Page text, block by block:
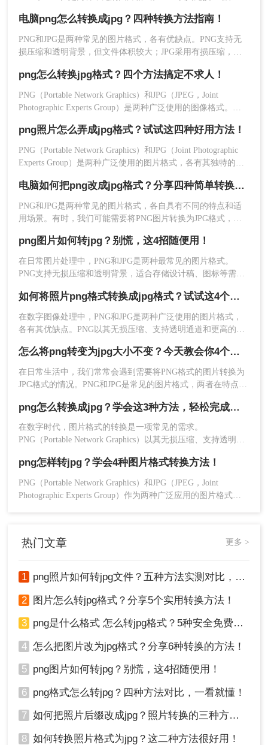
将文件名后缀从“.png”改为“.jpg”；
名为PNG时使用（如从某些非正规渠道下载的图
片）。操作前必须100%备份原文件！敏感图片、重
要文档、普通PNG图片绝对禁止使用此方法！
方法二：使用在线PNG转JPG工具
在线转换工具是一种基于网页的图片格式转换服
上传PNG图片，服务器端自动完成格式转换，然后
提供下载链接。这类工具通常还支持PNG、JPG、
BMP、ICO等多种格式之间的互转。
无需安装软件，即开即用，节省电脑存储空间
依赖网络速度，大文件上传可能较慢
免费版通常有文件大小限制
文件需上传至第三方服务器，涉及隐私内容需
谨慎
推荐工具：转转大师在线PNG转JPG工具
打开在线转换网址：
https://pdftoword.55.la/img2jpg/
性在互联网上占据主导地位。为了满足不同的需求，我们经常
需要将PNG格式的图片转换为JPG格式。那么png格式怎么转jpg​
呢？本文将介绍四种将PNG转换为JPG的高效方法，帮助用户
电脑png怎么转换成jpg？四种转换方法指南！
PNG和JPG是两种常见的图片格式，各有优缺点。PNG支持无
损压缩和透明背景，但文件体积较大；JPG采用有损压缩，文
呢？本文将介绍几种将PNG转换成JPG的方法。
png怎么转换jpg格式？四个方法搞定不求人！
PNG（Portable Network Graphics）和JPG（JPEG，Joint
Photographic Experts Group）是两种广泛使用的图像格式。
损压缩特性，通常用于网页和摄影作品。那么png怎么转换jpg
格式呢？，以下提供四种不同的方法，以满足不同用户的需
求。
png照片怎么弄成jpg格式？试试这四种好用方法！
PNG（Portable Network Graphics）和JPG（Joint Photographic
Experts Group）是两种广泛使用的图片格式，各有其独特的优
线条图、文字图和图标等高质量图像；而JPG格式则以其有损
压缩和较高的压缩率闻名，适合存储照片和真实场景图像。然
而，有时我们需要将PNG照片转换为JPG格式，以减小文件大
小
电脑如何把png改成jpg格式？分享四种简单转换方法！
​PNG和JPG是两种常见的图片格式，各自具有不同的特点和适
用场景。有时，我们可能需要将PNG图片转换为JPG格式，以
下面将介绍四种在电脑上将PNG改为JPG格式的方法，帮助您
轻松完成格式转换。
png图片如何转jpg？别慌，这4招随便用！
在日常图片处理中，PNG和JPG是两种最常见的图片格式。
PNG支持无损压缩和透明背景，适合存储设计稿、图标等需要
兼容性，更适合网页加载、社交媒体分享和日常照片存储。那
么，PNG图片如何转JPG呢？本文将先给出四种方案的直观对
比，再逐一拆解操作步骤，您可根据图片数量、画质要求和隐
私需求快速选择最合适的方法。
如何将照片png格式转换成jpg格式？试试这4个方法吧!
在数字图像处理中，PNG和JPG是两种广泛使用的图片格式，
各有其优缺点。PNG以其无损压缩、支持透明通道和更高的色
到青睐。然而，在某些情况下，我们可能需要将PNG格式的照
片转换为JPG格式，以满足特定的需求或优化存储空间。那么
如何将照片png格式转换成jpg格式呢？本文将介绍四种将PNG
照片转换为JPG格式的方法，帮助您轻松完成转换。
怎么将png转变为jpg大小不变？今天教会你4个方法！
在日常生活中，我们常常会遇到需要将PNG格式的图片转换为
JPG格式的情况。PNG和JPG是常见的图片格式，两者在特点和
势，适合用于保存图标、图形及logo等；而JPG格式则以有损压
缩为主，适合用于保存照片、生活场景等。那么怎么将png转变
为jpg大小不变呢？
png怎么转换成jpg？学会这3种方法，轻松完成图片转换！
在数字时代，图片格式的转换是一项常见的需求。
PNG（Portable Network Graphics）以其无损压缩、支持透明背
载、邮件附件或打印时，JPG（JPEG，Joint Photographic
Experts Group）格式因其较小的文件体积和广泛的兼容性而更
受欢迎。本文将详细解析png怎么转换成jpg，并提供几种实用
的转换方法。
png怎样转jpg？学会4种图片格式转换方法！
PNG（Portable Network Graphics）和JPG（JPEG，Joint
Photographic Experts Group）作为两种广泛应用的图片格式，
的PNG转JPG的方法。
热门文章 更多 >
1 png照片如何转jpg文件？五种方法实测对比，附各场景最优选!！
2 图片怎么转jpg格式？分享5个实用转换方法！
3 png是什么格式 怎么转jpg格式？5种安全免费转换方法全解析！
4 怎么把图片改为jpg格式？分享6种转换的方法！
5 png图片如何转jpg？别慌，这4招随便用！
6 png格式怎么转jpg？四种方法对比，一看就懂！
7 如何把照片后缀改成jpg？照片转换的三种方法！
8 如何转换照片格式为jpg？这二种方法很好用！